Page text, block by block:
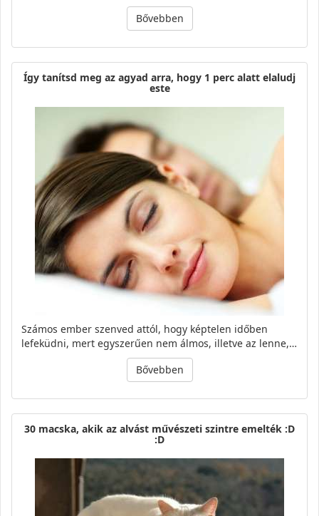
Bővebben
Így tanítsd meg az agyad arra, hogy 1 perc alatt elaludj
este
Számos ember szenved attól, hogy képtelen időben
lefeküdni, mert egyszerűen nem álmos, illetve az lenne,…
Bővebben
30 macska, akik az alvást művészeti szintre emelték :D
:D